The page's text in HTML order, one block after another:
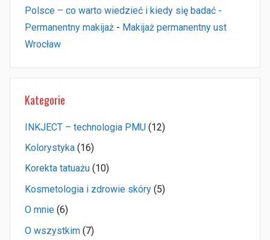
Polsce – co warto wiedzieć i kiedy się badać -
Permanentny makijaż - Makijaż permanentny ust
Wrocław
Kategorie
INKJECT – technologia PMU (12)
Kolorystyka (16)
Korekta tatuażu (10)
Kosmetologia i zdrowie skóry (5)
O mnie (6)
O wszystkim (7)